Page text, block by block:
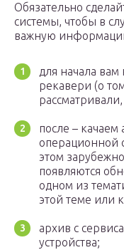
Обязательно
системы, чтобы в
важную
для начала вам
рекавери (о
после – качаем
операционной
этом
появляются
одном из
этой теме или
архив с
устройства;